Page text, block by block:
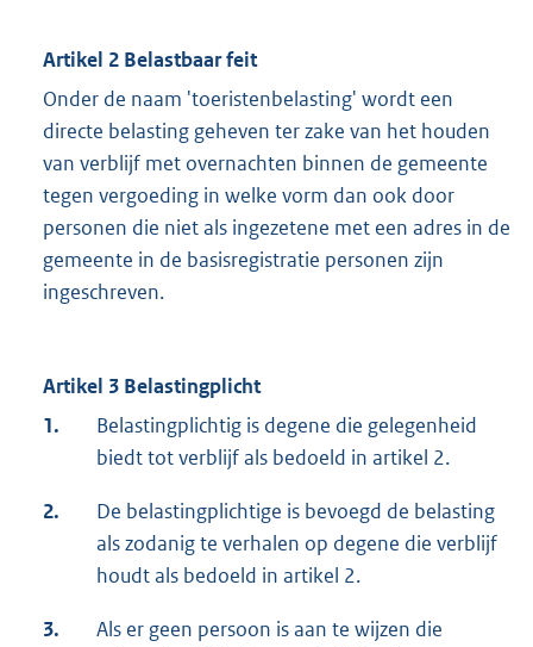
Artikel 2 Belastbaar feit
Onder de naam 'toeristenbelasting' wordt een
directe belasting geheven ter zake van het houden
van verblijf met overnachten binnen de gemeente
tegen vergoeding in welke vorm dan ook door
personen die niet als ingezetene met een adres in de
gemeente in de basisregistratie personen zijn
ingeschreven.
Artikel 3 Belastingplicht
1.
Belastingplichtig is degene die gelegenheid
biedt tot verblijf als bedoeld in artikel 2.
2.
De belastingplichtige is bevoegd de belasting
als zodanig te verhalen op degene die verblijf
houdt als bedoeld in artikel 2.
3.
Als er geen persoon is aan te wijzen die